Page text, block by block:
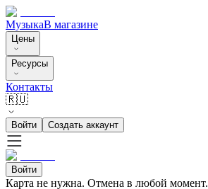
МузыкаВ магазине
Цены
Ресурсы
Контакты
🇷🇺
Войти Создать аккаунт
Войти
Карта не нужна. Отмена в любой момент.